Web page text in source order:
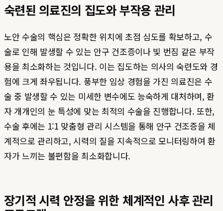
숙련된 의료진의 집도와 부작용 관리
노안 수술의 핵심은 정확한 위치에 초점 심도를 확보하고, 수
술로 인해 발생할 수 있는 안구 건조증이나 빛 번짐 같은 부작
용을 최소화하는 것입니다. 이는 집도하는 의사의 숙련도와 경
험에 크게 좌우됩니다. 풍부한 임상 경험을 가진 의료진은 수
술 중 발생할 수 있는 미세한 변수에도 능숙하게 대처하며, 환
자 개개인의 눈 특성에 맞는 최적의 수술을 진행합니다. 또한,
수술 후에는 1:1 맞춤형 관리 시스템을 통해 안구 건조증을 체
계적으로 관리하고, 시력의 질을 지속적으로 모니터링하여 환
자가 느끼는 불편함을 최소화합니다.
장기적 시력 안정을 위한 체계적인 사후 관리